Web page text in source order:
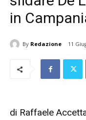
in
By Redazione 11
di Raffaele